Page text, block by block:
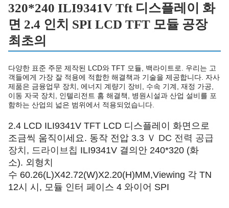
320*240 ILI9341V Tft 디스플레이 화
면 2.4 인치 SPI LCD TFT 모듈 공장
최초의
다양한 표준 주문 제작된 LCD와 TFT 모듈, 백라이트로. 우리는 고
객들에게 가장 잘 적용에 적합한 해결책과 기술을 제공합니다. 자사
제품은 금융업무 장치, 에너지 계량기 장비, 수속 기계, 재정 가공,
이동 자국 장치, 인텔리전트 홈 해결책, 병원시설과 산업 설비를 포
함하는 산업의 넓은 범위에서 적용되었습니다.
2.4 LCD ILI9341V TFT LCD 디스플레이 화면으로
조금씩 움직이세요. 동작 전압 3.3 Ｖ DC 전력 공급
장치, 드라이브칩 ILI9341V 결의안 240*320 (화
소). 외형치
수 60.26(L)X42.72(W)X2.20(H)MM,Viewing 각 TN
12시 시, 모듈 인터 페이스 4 와이어 SPI